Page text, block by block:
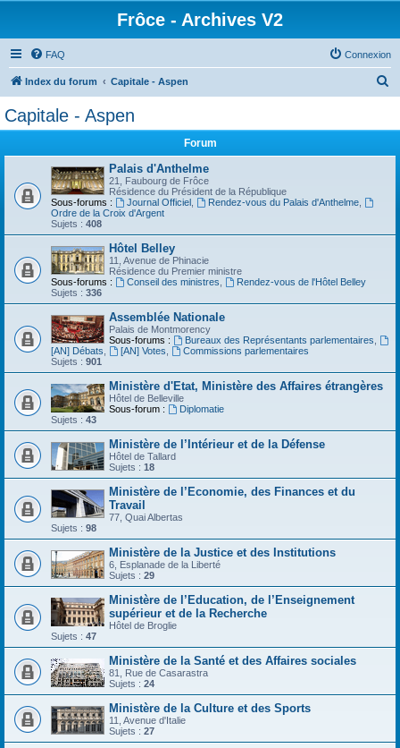
Frôce - Archives V2
FAQ Connexion
Index du forum Capitale - Aspen
Capitale - Aspen
Forum
Palais d'Anthelme
21, Faubourg de Frôce
Résidence du Président de la République
Sous-forums :
Journal Officiel, Rendez-vous du Palais d'Anthelme,
Ordre de la Croix d'Argent
Sujets : 408
Hôtel Belley
11, Avenue de Phinacie
Résidence du Premier ministre
Sous-forums :
Conseil des ministres
Rendez-vous de l'Hôtel Belley
Sujets : 336
Assemblée Nationale
Palais de Montmorency
Sous-forums :
Bureaux des Représentants parlementaires
[AN] Débats
[AN] Votes
Commissions parlementaires
Sujets : 901
Ministère d'Etat, Ministère des Affaires étrangères
Hôtel de Belleville
Sous-forum :
Diplomatie
Sujets : 43
Ministère de l’Intérieur et de la Défense
Hôtel de Tallard
Sujets : 18
Ministère de l’Economie, des Finances et du
Travail
77, Quai Albertas
Sujets : 98
Ministère de la Justice et des Institutions
6, Esplanade de la Liberté
Sujets : 29
Ministère de l’Education, de l’Enseignement
supérieur et de la Recherche
Hôtel de Broglie
Sujets : 47
Ministère de la Santé et des Affaires sociales
81, Rue de Casarastra
Sujets : 24
Ministère de la Culture et des Sports
11, Avenue d'Italie
Sujets : 27